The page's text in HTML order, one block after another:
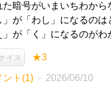
た暗号がいまいちわから
」が「わし」になるの
」が「く」になるのがわ
イス ★3
ント(1) 2026/06/10